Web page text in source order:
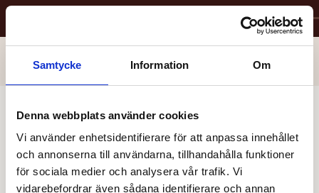
Samtycke Information Om
Denna webbplats använder cookies
Vi använder enhetsidentifierare för att anpassa innehållet
och annonserna till användarna, tillhandahålla funktioner
för sociala medier och analysera vår trafik. Vi
vidarebefordrar även sådana identifierare och annan
SALONG
Tis. 25.08.2026 18:00 | EN TEXT
SALONG 4
BIODUK
1
2
3
4 5 3 4
7 8
11 12
15 16
18 19
Ditt val
Dine-in
Platskategori A